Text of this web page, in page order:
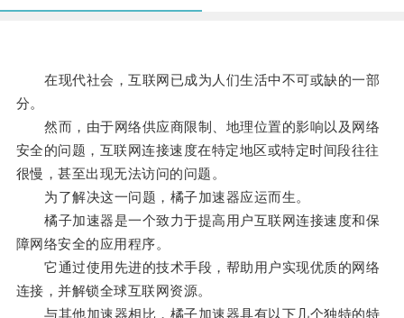
在现代社会，互联网已成为人们生活中不可或缺的一部
分。
然而，由于网络供应商限制、地理位置的影响以及网络
安全的问题，互联网连接速度在特定地区或特定时间段往往
很慢，甚至出现无法访问的问题。
为了解决这一问题，橘子加速器应运而生。
橘子加速器是一个致力于提高用户互联网连接速度和保
障网络安全的应用程序。
它通过使用先进的技术手段，帮助用户实现优质的网络
连接，并解锁全球互联网资源。
与其他加速器相比，橘子加速器具有以下几个独特的特